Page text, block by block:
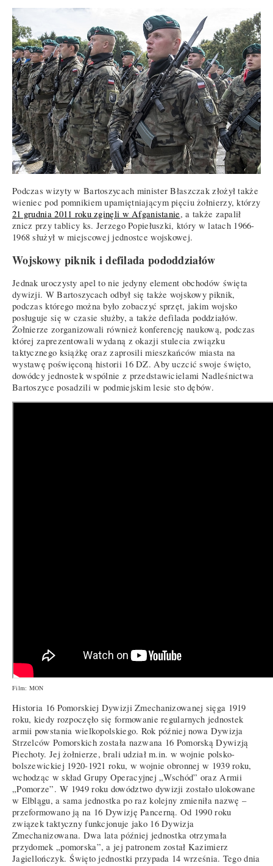
Podczas wizyty w Bartoszycach minister Błaszczak złożył także
wieniec pod pomnikiem upamiętniającym pięciu żołnierzy, którzy
21 grudnia 2011 roku zginęli w Afganistanie, a także zapalił
znicz przy tablicy ks. Jerzego Popiełuszki, który w latach 1966-
1968 służył w miejscowej jednostce wojskowej.
Wojskowy piknik i defilada pododdziałów
Jednak uroczysty apel to nie jedyny element obchodów święta
dywizji. W Bartoszycach odbył się także wojskowy piknik,
podczas którego można było zobaczyć sprzęt, jakim wojsko
posługuje się w czasie służby, a także defilada poddziałów.
Żołnierze zorganizowali również konferencję naukową, podczas
której zaprezentowali wydaną z okazji stulecia związku
taktycznego książkę oraz zaprosili mieszkańców miasta na
wystawę poświęconą historii 16 DZ. Aby uczcić swoje święto,
dowódcy jednostek wspólnie z przedstawicielami Nadleśnictwa
Bartoszyce posadzili w podmiejskim lesie sto dębów.
Film: MON
Historia 16 Pomorskiej Dywizji Zmechanizowanej sięga 1919
roku, kiedy rozpoczęło się formowanie regularnych jednostek
armii powstania wielkopolskiego. Rok później nowa Dywizja
Strzelców Pomorskich została nazwana 16 Pomorską Dywizją
Piechoty. Jej żołnierze, brali udział m.in. w wojnie polsko-
bolszewickiej 1920-1921 roku, w wojnie obronnej w 1939 roku,
wchodząc w skład Grupy Operacyjnej „Wschód” oraz Armii
„Pomorze”. W 1949 roku dowództwo dywizji zostało ulokowane
w Elblągu, a sama jednostka po raz kolejny zmieniła nazwę –
przeformowano ją na 16 Dywizję Pancerną. Od 1990 roku
związek taktyczny funkcjonuje jako 16 Dywizja
Zmechanizowana. Dwa lata później jednostka otrzymała
przydomek „pomorska”, a jej patronem został Kazimierz
Jagiellończyk. Święto jednostki przypada 14 września. Tego dnia